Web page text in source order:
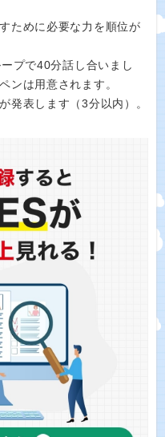
ために必要な力を順位が
プで40分話し合いまし
ンは用意されます。
発表します（3分以内）。